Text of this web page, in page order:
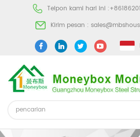
Telpon kami hari ini :
Kirim pesan :